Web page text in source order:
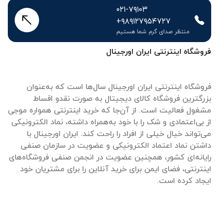
فروشگاه اینترنتی ایران اورجینال
فروشگاه اینترنتی ایران اورجینال سال‌ها است که به‌عنوان
بزرگترین فروشگاه کالای دیجیتال به صورت نقدو اقساط
مشغول فعالیت است. از آن‌جا که خرید اینترنتی همواره موجی
از بی‌اعتمادی و شک را با خود به‌همراه داشته، نماد الکترونیکی
می‌تواند خیال خیلی از افراد را راحت کند. ایران اورجینال با
داشتن نماد اعتماد الکترونیکی و عضویت در سازمان صنفی
رایانه‌ای کشور، همچنین عضویت در انجمن صنفی فروشگاه‌های
اینترنتی، فضای ایمن برای خرید آنلاین را برای مشتریان خود
ایجاد کرده است.
۰۲۱-۷۹۱۰۳
+۹۸۹۱۲۷۹۵۴۷۲۷
منتظر صدای گرم شما هستیم